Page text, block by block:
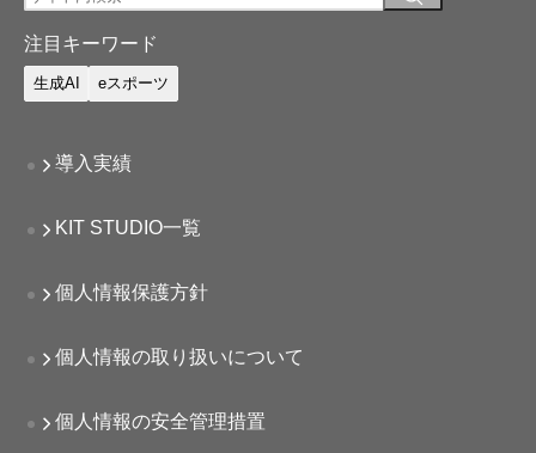
注目キーワード
生成AI eスポーツ
導入実績
KIT STUDIO一覧
個人情報保護方針
個人情報の取り扱いについて
個人情報の安全管理措置